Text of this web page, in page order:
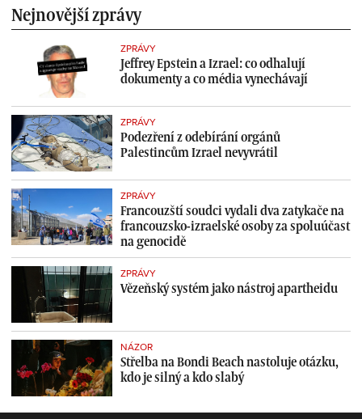
Nejnovější zprávy
ZPRÁVY
Jeffrey Epstein a Izrael: co odhalují
dokumenty a co média vynechávají
ZPRÁVY
Podezření z odebírání orgánů
Palestincům Izrael nevyvrátil
ZPRÁVY
Francouzští soudci vydali dva zatykače na
francouzsko-izraelské osoby za spoluúčast
na genocidě
ZPRÁVY
Vězeňský systém jako nástroj apartheidu
NÁZOR
Střelba na Bondi Beach nastoluje otázku,
kdo je silný a kdo slabý